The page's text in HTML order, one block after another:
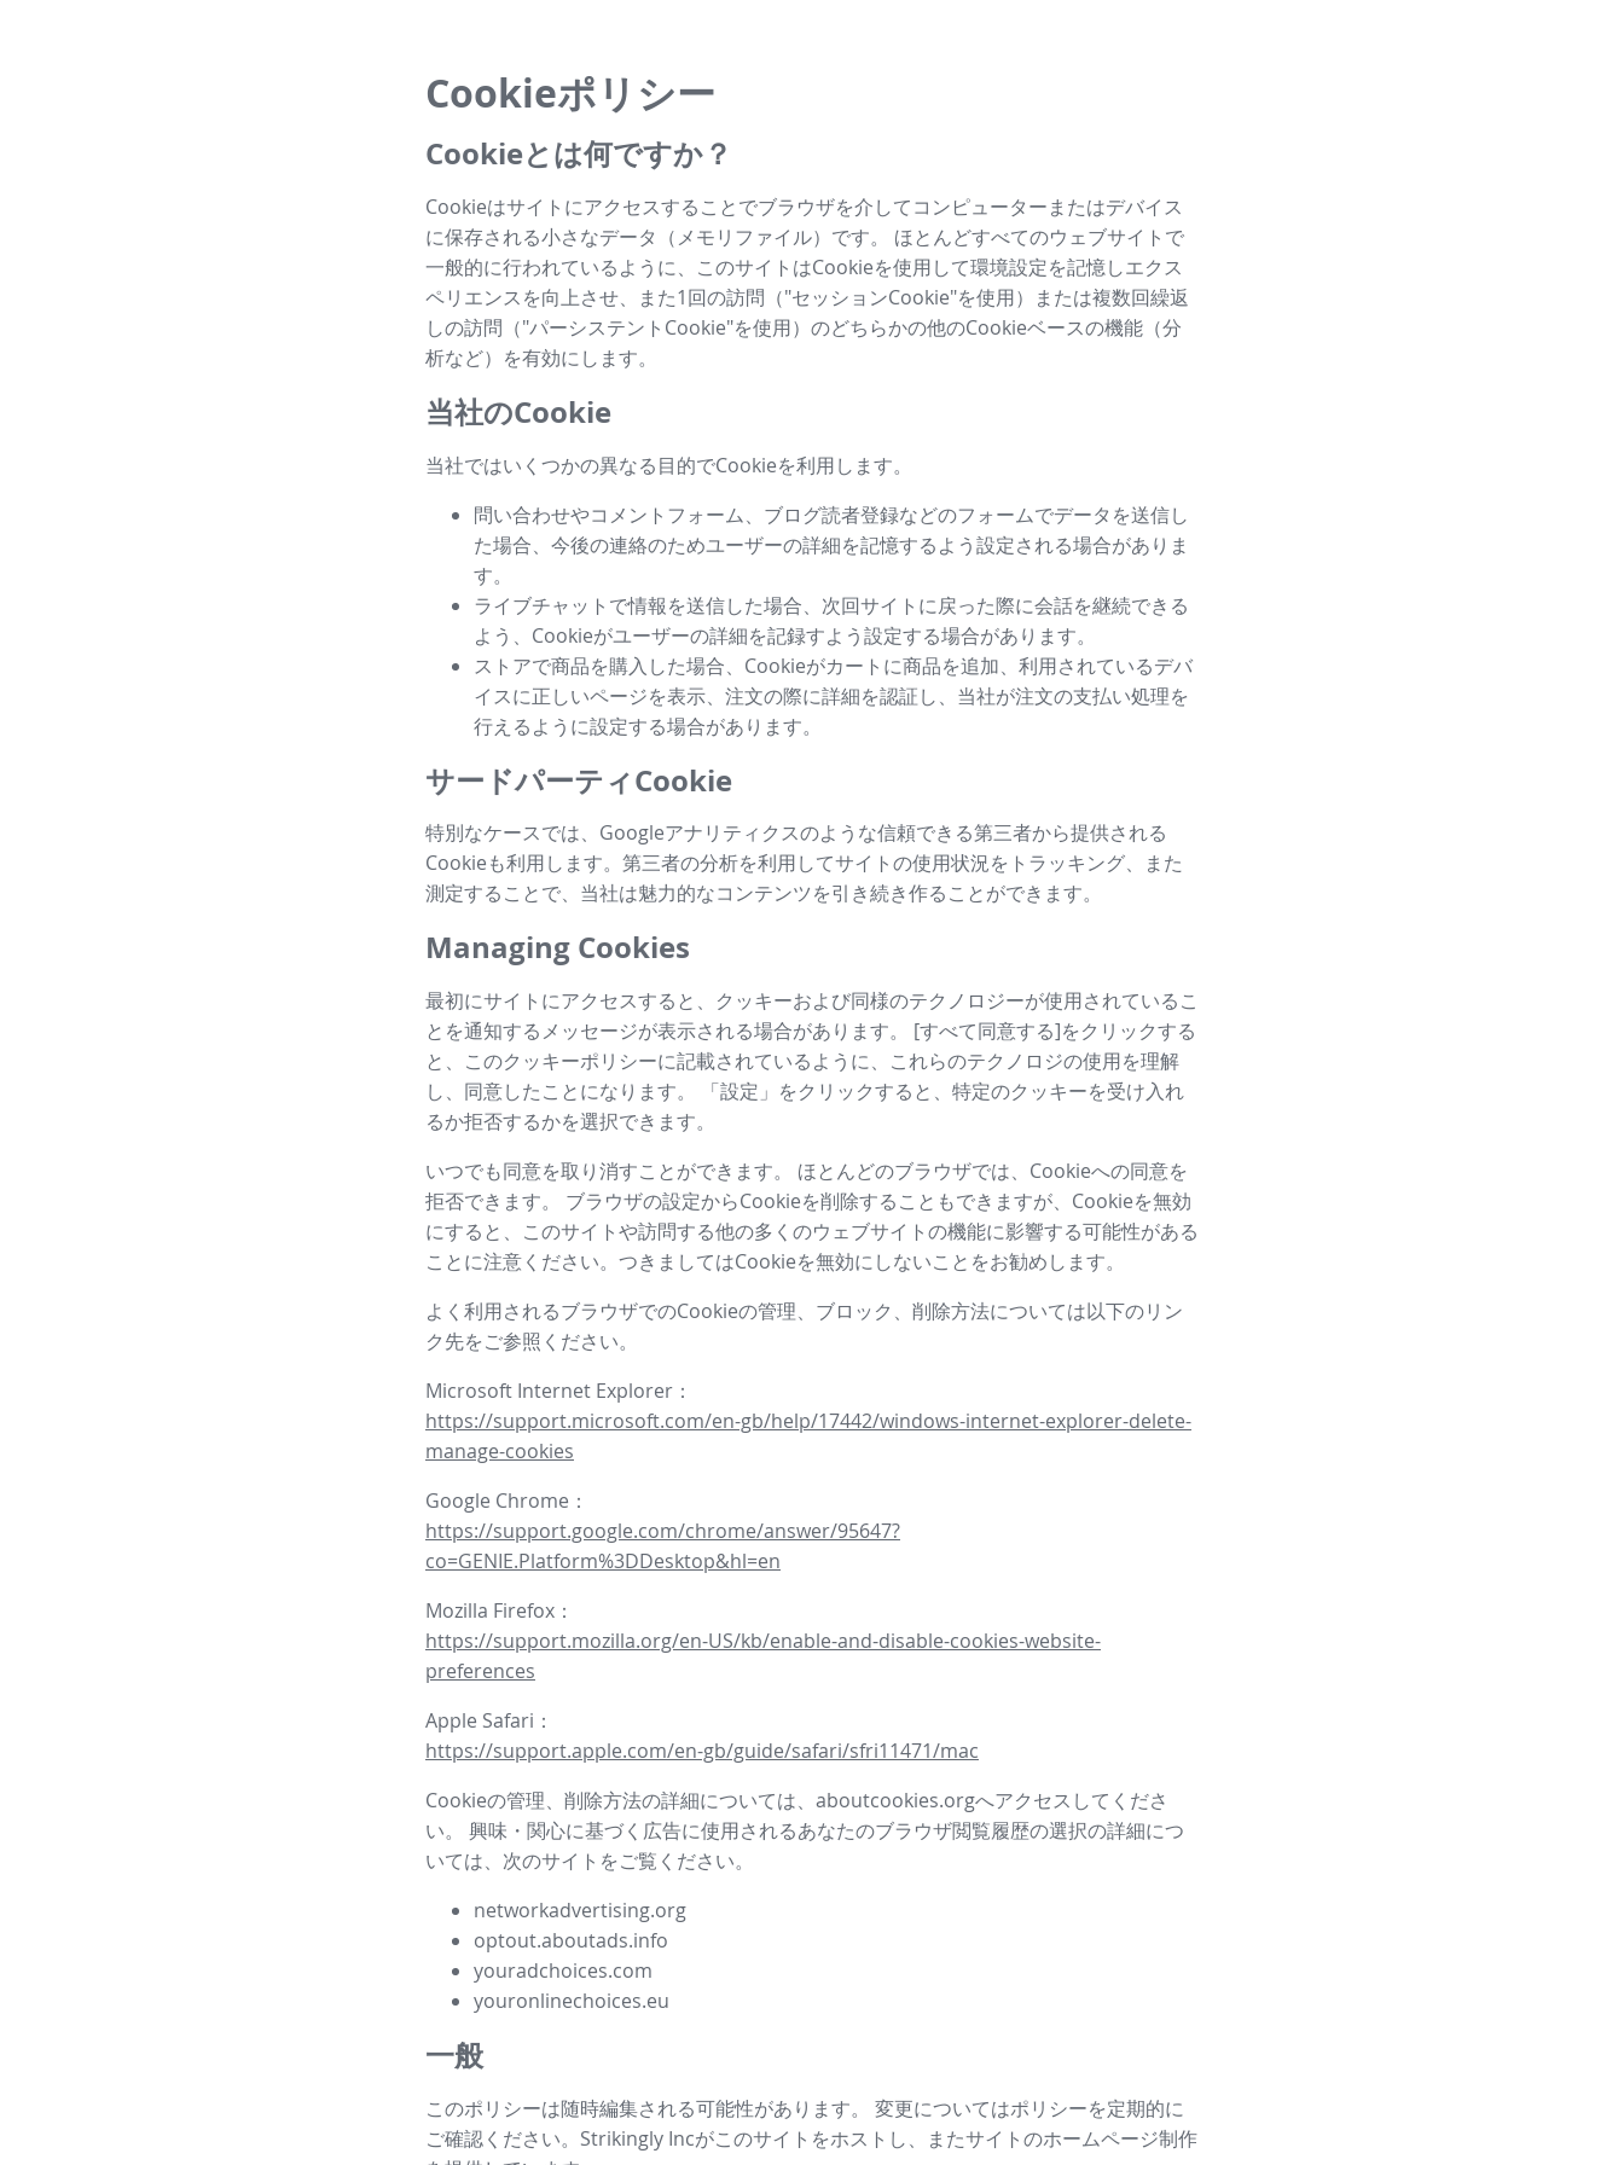
Cookieポリシー
Cookieとは何ですか？
Cookieはサイトにアクセスすることでブラウザを介してコンピューターまたはデバイス
に保存される小さなデータ（メモリファイル）です。 ほとんどすべてのウェブサイトで
一般的に行われているように、このサイトはCookieを使用して環境設定を記憶しエクス
ペリエンスを向上させ、また1回の訪問（"セッションCookie"を使用）または複数回繰返
しの訪問（"パーシステントCookie"を使用）のどちらかの他のCookieベースの機能（分
析など）を有効にします。
当社のCookie
当社ではいくつかの異なる目的でCookieを利用します。
問い合わせやコメントフォーム、ブログ読者登録などのフォームでデータを送信し
た場合、今後の連絡のためユーザーの詳細を記憶するよう設定される場合がありま
す。
ライブチャットで情報を送信した場合、次回サイトに戻った際に会話を継続できる
よう、Cookieがユーザーの詳細を記録すよう設定する場合があります。
ストアで商品を購入した場合、Cookieがカートに商品を追加、利用されているデバ
イスに正しいページを表示、注文の際に詳細を認証し、当社が注文の支払い処理を
行えるように設定する場合があります。
サードパーティCookie
特別なケースでは、Googleアナリティクスのような信頼できる第三者から提供される
Cookieも利用します。第三者の分析を利用してサイトの使用状況をトラッキング、また
測定することで、当社は魅力的なコンテンツを引き続き作ることができます。
Managing Cookies
最初にサイトにアクセスすると、クッキーおよび同様のテクノロジーが使用されているこ
とを通知するメッセージが表示される場合があります。 [すべて同意する]をクリックする
と、このクッキーポリシーに記載されているように、これらのテクノロジの使用を理解
し、同意したことになります。 「設定」をクリックすると、特定のクッキーを受け入れ
るか拒否するかを選択できます。
いつでも同意を取り消すことができます。 ほとんどのブラウザでは、Cookieへの同意を
拒否できます。 ブラウザの設定からCookieを削除することもできますが、Cookieを無効
にすると、このサイトや訪問する他の多くのウェブサイトの機能に影響する可能性がある
ことに注意ください。つきましてはCookieを無効にしないことをお勧めします。
よく利用されるブラウザでのCookieの管理、ブロック、削除方法については以下のリン
ク先をご参照ください。
Microsoft Internet Explorer：
https://support.microsoft.com/en-gb/help/17442/windows-internet-explorer-delete-
manage-cookies
Google Chrome：
https://support.google.com/chrome/answer/95647?
co=GENIE.Platform%3DDesktop&hl=en
Mozilla Firefox：
https://support.mozilla.org/en-US/kb/enable-and-disable-cookies-website-
preferences
Apple Safari：
https://support.apple.com/en-gb/guide/safari/sfri11471/mac
Cookieの管理、削除方法の詳細については、aboutcookies.orgへアクセスしてくださ
い。 興味・関心に基づく広告に使用されるあなたのブラウザ閲覧履歴の選択の詳細につ
いては、次のサイトをご覧ください。
networkadvertising.org
optout.aboutads.info
youradchoices.com
youronlinechoices.eu
一般
このポリシーは随時編集される可能性があります。 変更についてはポリシーを定期的に
ご確認ください。Strikingly Incがこのサイトをホストし、またサイトのホームページ制作